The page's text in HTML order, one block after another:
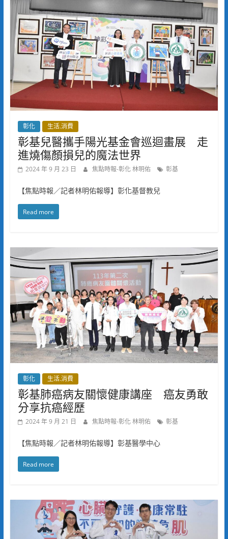
彰化 生活.消費
彰基兒醫攜手陽光基金會巡迴畫展 走
進燒傷顏損兒的魔法世界
2024 年 9 月 23 日 焦點時報-彰化 林明佑 彰基
【焦點時報／記者林明佑報導】彰化基督教兒
Read more
彰化 生活.消費
彰基肺癌病友關懷健康講座 癌友勇敢
分享抗癌經歷
2024 年 9 月 21 日 焦點時報-彰化 林明佑 彰基
【焦點時報／記者林明佑報導】彰基醫學中心
Read more